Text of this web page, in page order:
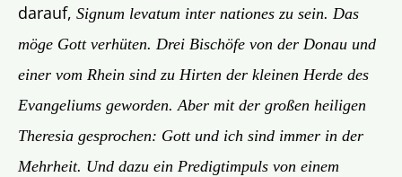
darauf, Signum levatum inter nationes zu sein. Das
möge Gott verhüten. Drei Bischöfe von der Donau und
einer vom Rhein sind zu Hirten der kleinen Herde des
Evangeliums geworden. Aber mit der großen heiligen
Theresia gesprochen: Gott und ich sind immer in der
Mehrheit. Und dazu ein Predigtimpuls von einem